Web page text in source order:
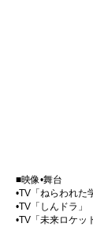
■映像•舞台
•TV「ねらわれた
•TV「しんドラ」
•TV「未来ロケッ